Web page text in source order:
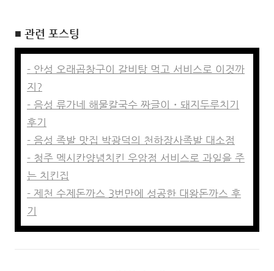
■ 관련 포스팅
- 안성 오래곱창구이 갈비탕 먹고 서비스로 이것까
지?
- 음성 류가네 해물칼국수 짜글이・돼지두루치기
후기
- 음성 족발 맛집 박광덕의 천하장사족발 대소점
- 청주 멕시칸양념치킨 우암점 서비스로 과일을 주
는 치킨집
- 제천 수제돈까스 3번만에 성공한 대왕돈까스 후
기